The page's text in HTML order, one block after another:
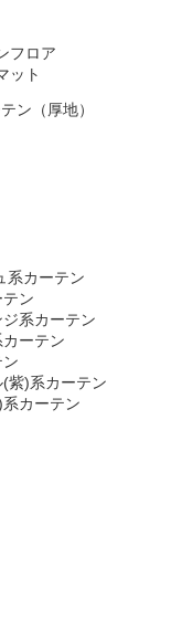
フロア
ット
ン（厚地）
系カーテン
ン
系カーテン
ーテン
紫)系カーテン
カーテン